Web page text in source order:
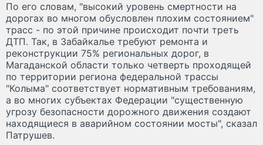
По его словам, "высокий уровень смертности на
дорогах во многом обусловлен плохим состоянием"
трасс - по этой причине происходит почти треть
ДТП. Так, в Забайкалье требуют ремонта и
реконструкции 75% региональных дорог, в
Магаданской области только четверть проходящей
по территории региона федеральной трассы
"Колыма" соответствует нормативным требованиям,
а во многих субъектах Федерации "существенную
угрозу безопасности дорожного движения создают
находящиеся в аварийном состоянии мосты", сказал
Патрушев.